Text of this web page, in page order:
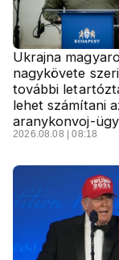
Ukrajna
nagykövete
további
lehet számítani
aranykonvoj-
2026.08.08 | 08:18